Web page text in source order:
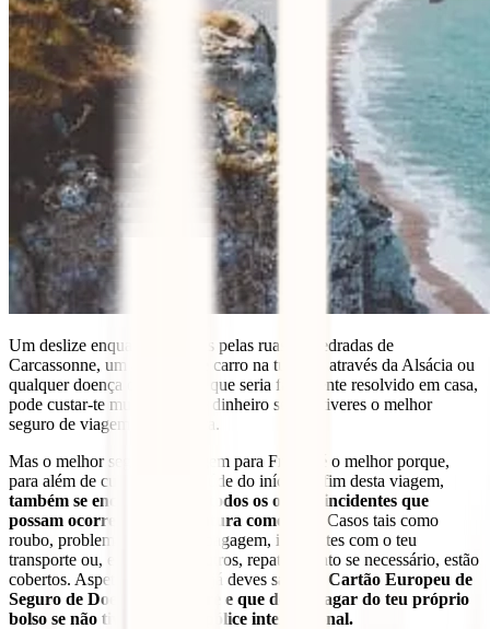
Um deslize enquanto passeias pelas ruas empedradas de
Carcassonne, um acidente de carro na tua rota através da Alsácia ou
qualquer doença ou acidente que seria facilmente resolvido em casa,
pode custar-te muito tempo e dinheiro se não tiveres o melhor
seguro de viagem para França.
Mas o melhor seguro de viagem para França é o melhor porque,
para além de cuidar da tua saúde do início ao fim desta viagem,
também se encarregará de todos os outros incidentes que
possam ocorrer numa aventura como esta
. Casos tais como
roubo, problemas com a tua bagagem, incidentes com o teu
transporte ou, entre muitos outros, repatriamento se necessário, estão
cobertos. Aspetos que, como já deves saber, o Cartão Europeu de
Seguro de Doença não cobre e que deves pagar do teu próprio
bolso se não tiveres a tua apólice internacional.